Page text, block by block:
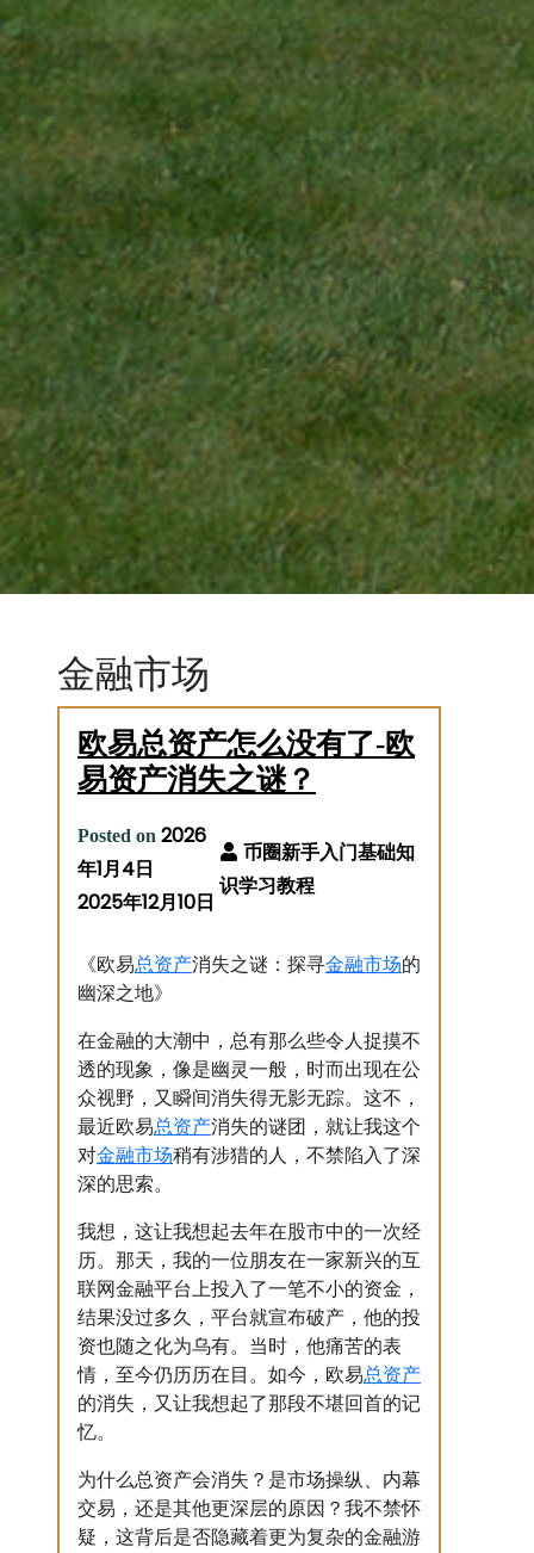
金融市场
欧易总资产怎么没有了-欧
易资产消失之谜？
Posted on 2026
年1月4日
2025年12月10日
《欧易总资产消失之谜：探寻金融市场的
幽深之地》
在金融的大潮中，总有那么些令人捉摸不
透的现象，像是幽灵一般，时而出现在公
众视野，又瞬间消失得无影无踪。这不，
最近欧易总资产消失的谜团，就让我这个
对金融市场稍有涉猎的人，不禁陷入了深
深的思索。
我想，这让我想起去年在股市中的一次经
历。那天，我的一位朋友在一家新兴的互
联网金融平台上投入了一笔不小的资金，
结果没过多久，平台就宣布破产，他的投
资也随之化为乌有。当时，他痛苦的表
情，至今仍历历在目。如今，欧易总资产
的消失，又让我想起了那段不堪回首的记
忆。
为什么总资产会消失？是市场操纵、内幕
交易，还是其他更深层的原因？我不禁怀
疑，这背后是否隐藏着更为复杂的金融游